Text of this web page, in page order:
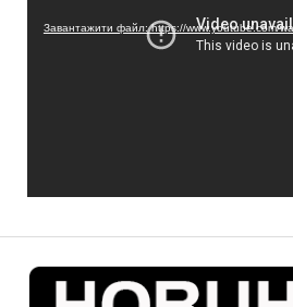
Завантажити файл: https://www.youtube.com/